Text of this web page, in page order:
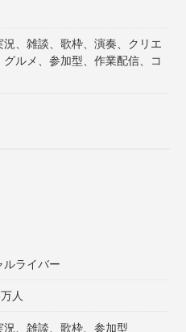
況、雑談、歌枠、演奏、クリエ
グルメ、参加型、作業配信、コ
ルライバー
人
況、雑談、歌枠、参加型